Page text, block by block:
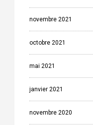
novembre 2021
octobre 2021
mai 2021
janvier 2021
novembre 2020